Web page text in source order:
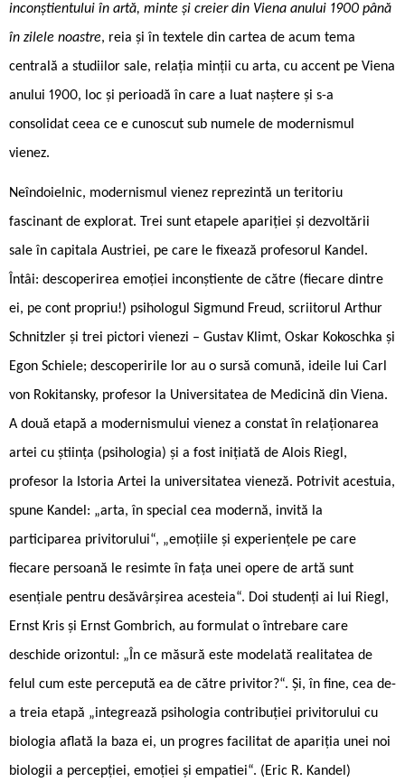
inconștientului în artă, minte și creier din Viena anului 1900 până
în zilele noastre, reia și în textele din cartea de acum tema
centrală a studiilor sale, relația minții cu arta, cu accent pe Viena
anului 1900, loc și perioadă în care a luat naștere și s-a
consolidat ceea ce e cunoscut sub numele de modernismul
vienez.
Neîndoielnic, modernismul vienez reprezintă un teritoriu
fascinant de explorat. Trei sunt etapele apariției și dezvoltării
sale în capitala Austriei, pe care le fixează profesorul Kandel.
Întâi: descoperirea emoției inconștiente de către (fiecare dintre
ei, pe cont propriu!) psihologul Sigmund Freud, scriitorul Arthur
Schnitzler și trei pictori vienezi – Gustav Klimt, Oskar Kokoschka și
Egon Schiele; descoperirile lor au o sursă comună, ideile lui Carl
von Rokitansky, profesor la Universitatea de Medicină din Viena.
A două etapă a modernismului vienez a constat în relaționarea
artei cu știința (psihologia) și a fost inițiată de Alois Riegl,
profesor la Istoria Artei la universitatea vieneză. Potrivit acestuia,
spune Kandel: „arta, în special cea modernă, invită la
participarea privitorului“, „emoțiile și experiențele pe care
fiecare persoană le resimte în fața unei opere de artă sunt
esențiale pentru desăvârșirea acesteia“. Doi studenți ai lui Riegl,
Ernst Kris și Ernst Gombrich, au formulat o întrebare care
deschide orizontul: „În ce măsură este modelată realitatea de
felul cum este percepută ea de către privitor?“. Și, în fine, cea de-
a treia etapă „integrează psihologia contribuției privitorului cu
biologia aflată la baza ei, un progres facilitat de apariția unei noi
biologii a percepției, emoției și empatiei“. (Eric R. Kandel)